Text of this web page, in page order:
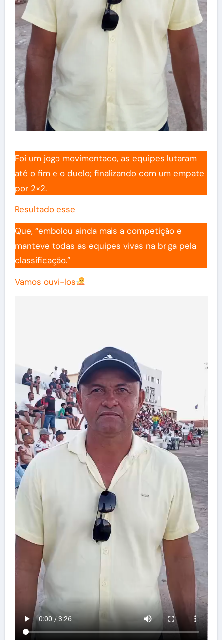
Foi um jogo movimentado, as equipes lutaram
até o fim e o duelo; finalizando com um empate
por 2×2.
Resultado esse
Que, “embolou ainda mais a competição e
manteve todas as equipes vivas na briga pela
classificação.”
Vamos ouvi-los